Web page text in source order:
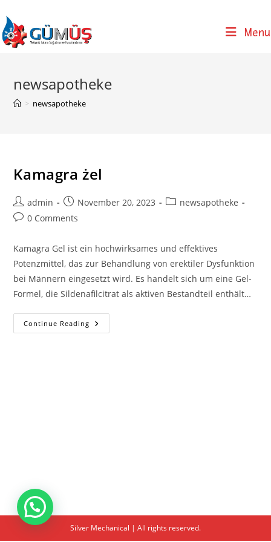
to
content
Menu
newsapotheke
> newsapotheke
Kamagra żel
Post
author:
admin
Post
published:
November 20, 2023
Postnewsapotheke
Post0 Comments
Kamagra Gel ist ein hochwirksames und effektives
Potenzmittel, das zur Behandlung von erektiler Dysfunktion
bei Männern eingesetzt wird. Es handelt sich um eine Gel-
Formel, die Sildenafilcitrat als aktiven Bestandteil enthält…
Continue Reading Kamagra
Żel
Silver Mechanical | All rights reserved.